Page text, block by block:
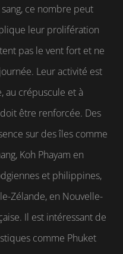
ce nombre peut
leur prolifération
pas le vent fort et ne
Leur activité est
au crépuscule et à
être renforcée. Des
sur des îles comme
Koh Phayam en
et philippines,
Zélande, en Nouvelle-
Il est intéressant de
comme Phuket